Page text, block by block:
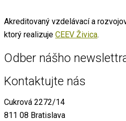
Akreditovaný vzdelávací a
ktorý realizuje CEEV Živica.
Odber nášho
Kontaktujte nás
Cukrová 2272/14
811 08 Bratislava